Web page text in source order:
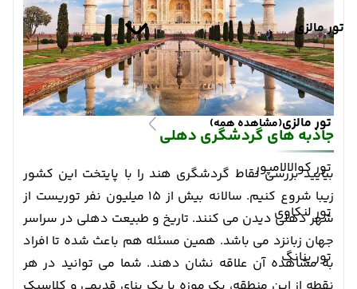
تور مالزی
تور مالزی(مشاهده همه)
تور کوالالامپور
تور لنکاوی
تور پنانگ
جاذبه های گردشگری دهلی
بیایید بررسی نقاط گردشگری هند را با پایتخت این کشور
زیبا شروع کنیم. سالانه بیش از 15 میلیون نفر توریست از
شهر دهلی دیدن می کنند. تاریخ و طبیعت دهلی در سراسر
جهان زبانزد می باشد. همین مسئله هم باعث شده تا افراد
به مشاهده آن علاقه نشان دهند. شما می توانید در هر